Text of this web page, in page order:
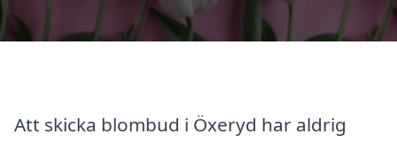
Att skicka blombud i Öxeryd har aldrig